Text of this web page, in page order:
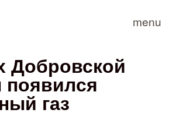
menu
Добровской
газ